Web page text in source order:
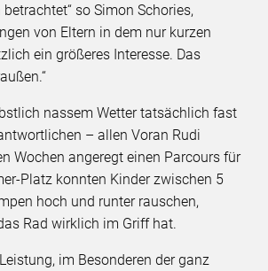
so Simon Schories,
von Eltern in dem nur kurzen
ein größeres Interesse. Das
nassem Wetter tatsächlich fast
– allen Voran Rudi
Wochen angeregt einen Parcours für
Platz konnten Kinder zwischen 5
hoch und runter rauschen,
Rad wirklich im Griff hat.
im Besonderen der ganz